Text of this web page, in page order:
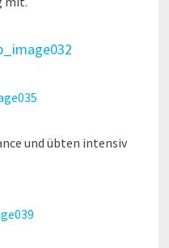
und übten intensiv